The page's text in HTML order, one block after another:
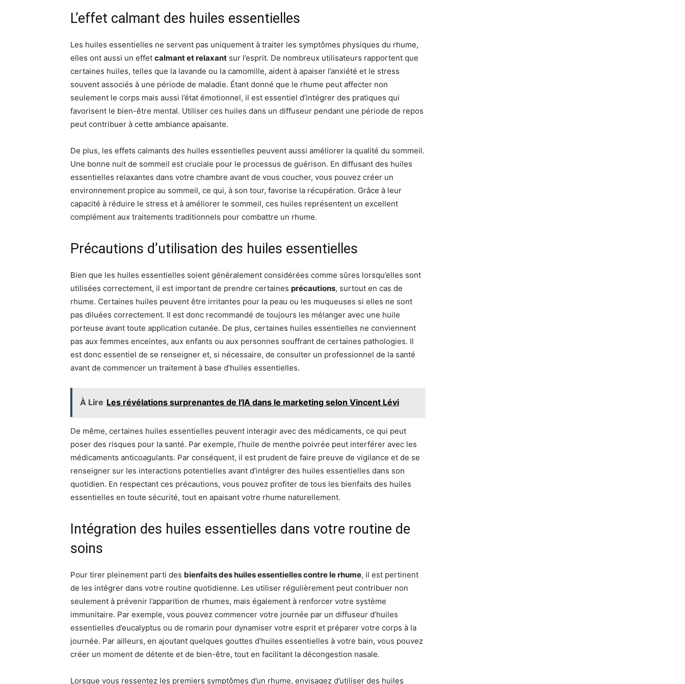
L’effet calmant des huiles essentielles
Les huiles essentielles ne servent pas uniquement à traiter les symptômes physiques du rhume,
elles ont aussi un effet calmant et relaxant sur l’esprit. De nombreux utilisateurs rapportent que
certaines huiles, telles que la lavande ou la camomille, aident à apaiser l’anxiété et le stress
souvent associés à une période de maladie. Étant donné que le rhume peut affecter non
seulement le corps mais aussi l’état émotionnel, il est essentiel d’intégrer des pratiques qui
favorisent le bien-être mental. Utiliser ces huiles dans un diffuseur pendant une période de repos
peut contribuer à cette ambiance apaisante.
De plus, les effets calmants des huiles essentielles peuvent aussi améliorer la qualité du sommeil.
Une bonne nuit de sommeil est cruciale pour le processus de guérison. En diffusant des huiles
essentielles relaxantes dans votre chambre avant de vous coucher, vous pouvez créer un
environnement propice au sommeil, ce qui, à son tour, favorise la récupération. Grâce à leur
capacité à réduire le stress et à améliorer le sommeil, ces huiles représentent un excellent
complément aux traitements traditionnels pour combattre un rhume.
Précautions d’utilisation des huiles essentielles
Bien que les huiles essentielles soient généralement considérées comme sûres lorsqu’elles sont
utilisées correctement, il est important de prendre certaines précautions, surtout en cas de
rhume. Certaines huiles peuvent être irritantes pour la peau ou les muqueuses si elles ne sont
pas diluées correctement. Il est donc recommandé de toujours les mélanger avec une huile
porteuse avant toute application cutanée. De plus, certaines huiles essentielles ne conviennent
pas aux femmes enceintes, aux enfants ou aux personnes souffrant de certaines pathologies. Il
est donc essentiel de se renseigner et, si nécessaire, de consulter un professionnel de la santé
avant de commencer un traitement à base d’huiles essentielles.
À Lire Les révélations surprenantes de l'IA dans le marketing selon Vincent Lévi
De même, certaines huiles essentielles peuvent interagir avec des médicaments, ce qui peut
poser des risques pour la santé. Par exemple, l’huile de menthe poivrée peut interférer avec les
médicaments anticoagulants. Par conséquent, il est prudent de faire preuve de vigilance et de se
renseigner sur les interactions potentielles avant d’intégrer des huiles essentielles dans son
quotidien. En respectant ces précautions, vous pouvez profiter de tous les bienfaits des huiles
essentielles en toute sécurité, tout en apaisant votre rhume naturellement.
Intégration des huiles essentielles dans votre routine de
soins
Pour tirer pleinement parti des bienfaits des huiles essentielles contre le rhume, il est pertinent
de les intégrer dans votre routine quotidienne. Les utiliser régulièrement peut contribuer non
seulement à prévenir l’apparition de rhumes, mais également à renforcer votre système
immunitaire. Par exemple, vous pouvez commencer votre journée par un diffuseur d’huiles
essentielles d’eucalyptus ou de romarin pour dynamiser votre esprit et préparer votre corps à la
journée. Par ailleurs, en ajoutant quelques gouttes d’huiles essentielles à votre bain, vous pouvez
créer un moment de détente et de bien-être, tout en facilitant la décongestion nasale.
Lorsque vous ressentez les premiers symptômes d’un rhume, envisagez d’utiliser des huiles